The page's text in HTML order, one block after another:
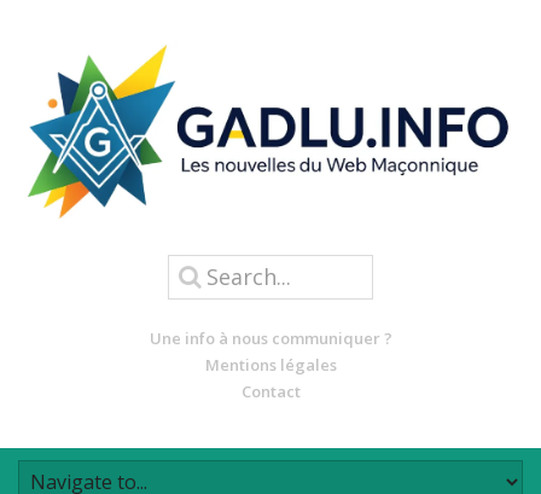
Une info à nous communiquer ?
Mentions légales
Contact